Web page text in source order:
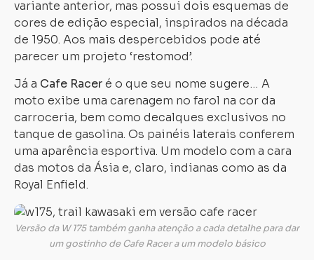
variante anterior, mas possui dois esquemas de
cores de edição especial, inspirados na década
de 1950. Aos mais despercebidos pode até
parecer um projeto ‘restomod’.
Já a Cafe Raceré o que seu nome sugere… A
moto exibe uma carenagem no farol na cor da
carroceria, bem como decalques exclusivos no
tanque de gasolina. Os painéis laterais conferem
uma aparência esportiva. Um modelo com a cara
das motos da Ásia e, claro, indianas como as da
Royal Enfield.
Versão da W 175 também ganha atenção a cada detalhe para dar
um gostinho de Cafe Racer a um modelo básico
Carregando...
Carregando...